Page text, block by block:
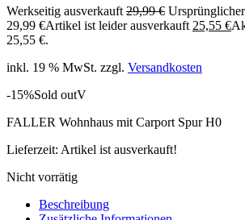
Werkseitig ausverkauft 29,99€
29,99 €Artikel ist leider ausverkauft 25,55 €
25,55 €.
inkl. 19 % MwSt. zzgl. Versandkosten
-15%Sold outV
FALLER Wohnhaus mit Carport Spur H0
Lieferzeit: Artikel ist ausverkauft!
Nicht vorrätig
Beschreibung